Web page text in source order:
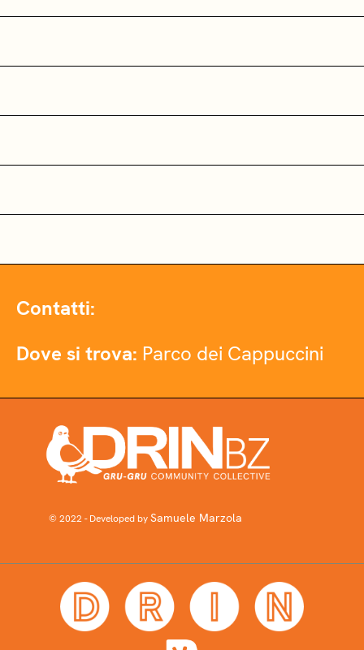
Contatti:
Dove si trova: Parco dei Cappuccini
© 2022 - Developed bySamuele Marzola